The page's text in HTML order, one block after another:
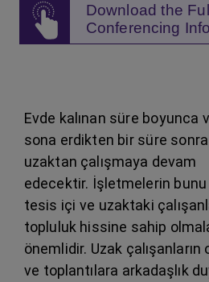
Download the
Conferencing
Evde kalınan süre boyunca
sona erdikten bir süre
uzaktan çalışmaya devam
edecektir. İşletmelerin bunu
tesis içi ve uzaktaki
topluluk hissine sahip
önemlidir. Uzak
ve toplantılara arkadaşlık